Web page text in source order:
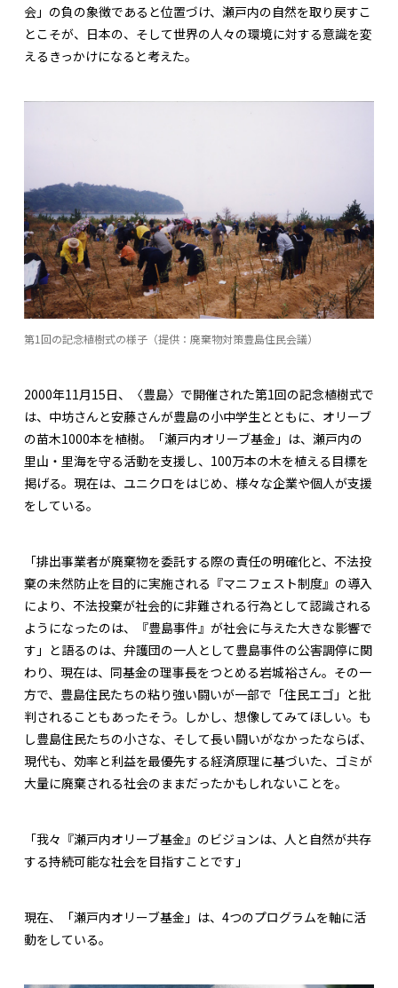
会」の負の象徴であると位置づけ、瀬戸内の自然を取り戻すこ
とこそが、日本の、そして世界の人々の環境に対する意識を変
えるきっかけになると考えた。
第1回の記念植樹式の様子（提供：廃棄物対策豊島住民会議）
2000年11月15日、〈豊島〉で開催された第1回の記念植樹式で
は、中坊さんと安藤さんが豊島の小中学生とともに、オリーブ
の苗木1000本を植樹。「瀬戸内オリーブ基金」は、瀬戸内の
里山・里海を守る活動を支援し、100万本の木を植える目標を
掲げる。現在は、ユニクロをはじめ、様々な企業や個人が支援
をしている。
「排出事業者が廃棄物を委託する際の責任の明確化と、不法投
棄の未然防止を目的に実施される『マニフェスト制度』の導入
により、不法投棄が社会的に非難される行為として認識される
ようになったのは、『豊島事件』が社会に与えた大きな影響で
す」と語るのは、弁護団の一人として豊島事件の公害調停に関
わり、現在は、同基金の理事長をつとめる岩城裕さん。その一
方で、豊島住民たちの粘り強い闘いが一部で「住民エゴ」と批
判されることもあったそう。しかし、想像してみてほしい。も
し豊島住民たちの小さな、そして長い闘いがなかったならば、
現代も、効率と利益を最優先する経済原理に基づいた、ゴミが
大量に廃棄される社会のままだったかもしれないことを。
「我々『瀬戸内オリーブ基金』のビジョンは、人と自然が共存
する持続可能な社会を目指すことです」
現在、「瀬戸内オリーブ基金」は、4つのプログラムを軸に活
動をしている。